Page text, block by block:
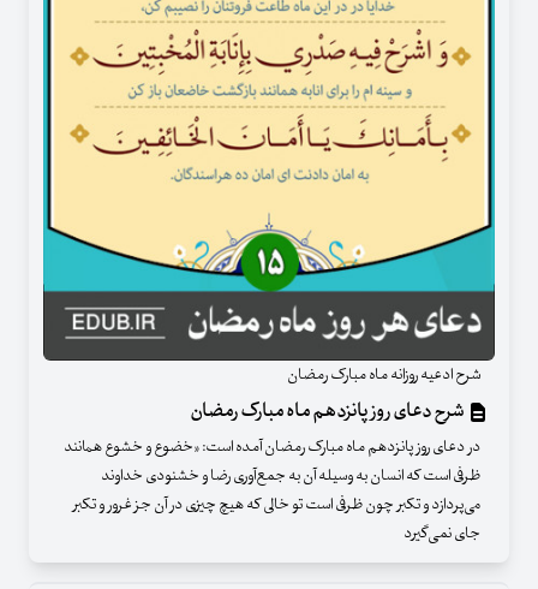
شرح ادعیه روزانه ماه مبارک رمضان
شرح دعای روز پانزدهم ماه مبارک رمضان
در دعای روز پانزدهم ماه مبارک رمضان آمده است: «خضوع و خشوع همانند
ظرفی است که انسان به وسیله آن به جمع‌آوری رضا و خشنودی خداوند
می‌پردازد و تکبر چون ظرفی است تو خالی که هیچ چیزی در آن جز غرور و تکبر
جای نمی‌گیرد